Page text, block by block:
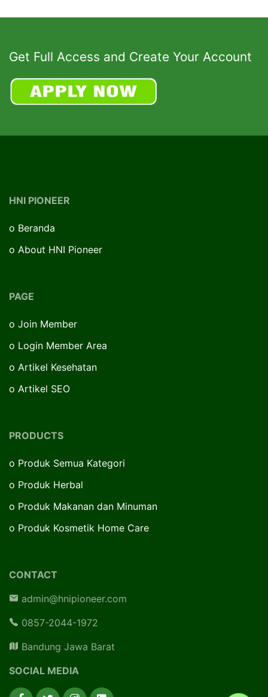
Get Full Access and Create Your Account
HNI PIONEER
o Beranda
o About HNI Pioneer
PAGE
o Join Member
o Login Member Area
o Artikel Kesehatan
o Artikel SEO
PRODUCTS
o Produk Semua Kategori
o Produk Herbal
o Produk Makanan dan Minuman
o Produk Kosmetik Home Care
CONTACT
admin@hnipioneer.com
0857-2044-1972
Bandung Jawa Barat
SOCIAL MEDIA